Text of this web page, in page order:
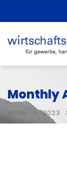
Monthly
HOME 2023